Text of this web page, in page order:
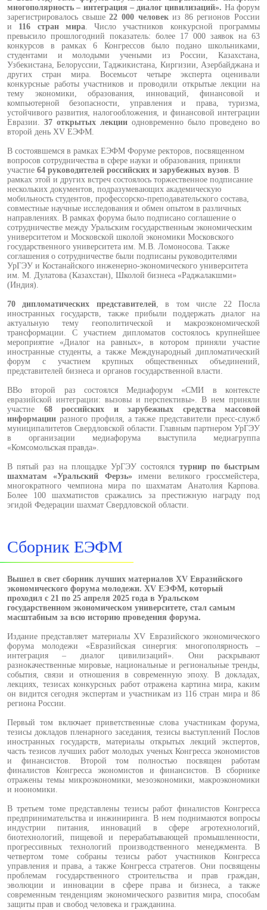
многополярность – интеграция – диалог цивилизаций». На форум
зарегистрировалось свыше22 000 человекиз 86 регионов России
и 116 стран мира. Число участников конкурсной программы
превысило прошлогодний показатель: более 17 000 заявок на 63
конкурсов в рамках 6 Конгрессов было подано школьниками,
студентами и молодыми учеными из России, Казахстана,
Узбекистана, Белоруссии, Таджикистана, Киргизии, Азербайджана и
других стран мира. Восемьсот четыре эксперта оценивали
конкурсные работы участников и проводили открытые лекции на
тему экономики, образования, инноваций, финансовой и
компьютерной безопасности, управления и права, туризма,
устойчивого развития, налогообложения, и финансовой интеграции
Евразии. 37 открытых лекции одновременно было проведено во
второй день XV ЕЭФМ.
В состоявшемся в рамках ЕЭФМ Форуме ректоров, посвященном
вопросов сотрудничества в сфере науки и образования, приняли
участие 64 руководителей российских и зарубежных вузов. В
рамках этой и других встреч состоялось торжественное подписание
нескольких документов, подразумевающих академическую
мобильность студентов, профессорско-преподавательского состава,
совместные научные исследования и обмен опытом в различных
направлениях. В рамках форума было подписано соглашение о
сотрудничестве между Уральским государственным экономическим
университетом и Московской школой экономики Московского
государственного университета им. М.В. Ломоносова. Также
соглашения о сотрудничестве были подписаны руководителями
УрГЭУ и Костанайского инженерно-экономического университета
им. М. Дулатова (Казахстан), Школой бизнеса «Раджалакшми»
(Индия).
70 дипломатических представителей, в том числе 22 Посла
иностранных государств, также прибыли поддержать диалог на
актуальную тему геополитической и макроэкономической
трансформации. С участием дипломатов состоялось крупнейшее
мероприятие «Диалог на равных», в котором приняли участие
иностранные студенты, а также Международный дипломатический
форум с участием крупных общественных объединений,
представителей бизнеса и органов государственной власти.
ВВо второй раз состоялся Медиафорум «СМИ в контексте
евразийской интеграции: вызовы и перспективы». В нем приняли
участие 68 российских и зарубежных средства массовой
информации разного профиля, а также представители пресс-служб
муниципалитетов Свердловской области. Главным партнером УрГЭУ
в организации медиафорума выступила медиагруппа
«Комсомольская правда».
В пятый раз на площадке УрГЭУ состоялся турнир по быстрым
шахматам
«Уральский Ферзь»имени великого гроссмейстера,
многократного чемпиона мира по шахматам Анатолия Карпова.
Более 100 шахматистов сражались за престижную награду под
эгидой Федерации шахмат Свердловской области.
Сборник ЕЭФМ
Вышел в свет сборник лучших материалов XV Евразийского
экономического форума молодежи. XV ЕЭФМ, который
проходил с 21 по 25 апреля 2025 года в Уральском
государственном экономическом университете, стал самым
масштабным за всю историю проведения форума.
Издание представляет материалы XV Евразийского экономического
форума молодежи «Евразийская синергия: многополярность –
интеграция – диалог цивилизаций». Они раскрывают
разнокачественные мировые, национальные и региональные тренды,
события, связи и отношения в современную эпоху. В докладах,
лекциях, тезисах конкурсных работ отражена картина мира, каким
он видится сегодня экспертам и участникам из 116 стран мира и 86
региона России.
Первый том включает приветственные слова участникам форума,
тезисы докладов пленарного заседания, тезисы выступлений Послов
иностранных государств, материалы открытых лекций экспертов,
часть тезисов лучших работ молодых ученых Конгресса экономистов
и финансистов. Второй том полностью посвящен работам
финалистов Конгресса экономистов и финансистов. В сборнике
отражены темы микроэкономики, мезоэкономики, макроэкономики
и ноономики.
В третьем томе представлены тезисы работ финалистов Конгресса
предпринимательства и инжиниринга. В нем поднимаются вопросы
индустрии питания, инноваций в сфере агротехнологий,
биотехнологий, пищевой и перерабатывающей промышленности,
прогрессивных технологий производственного менеджмента. В
четвертом томе собраны тезисы работ участников Конгресса
управления и права, а также Конгресса стратегов. Они посвящены
проблемам государственного строительства и прав граждан,
эволюции и инновации в сфере права и бизнеса, а также
современным тенденциям экономического развития мира, способам
защиты прав и свобод человека и гражданина.